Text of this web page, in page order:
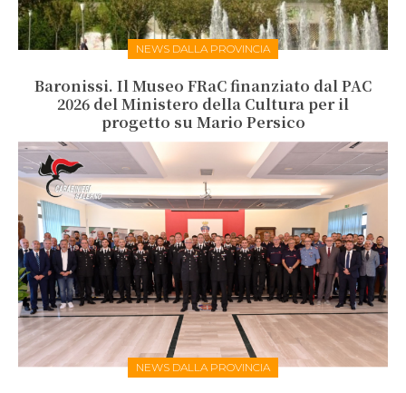
NEWS DALLA PROVINCIA
Baronissi. Il Museo FRaC finanziato dal PAC
2026 del Ministero della Cultura per il
progetto su Mario Persico
NEWS DALLA PROVINCIA